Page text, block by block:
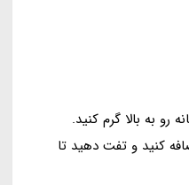
رو به بالا گرم کنید.
کنید و تفت دهید تا